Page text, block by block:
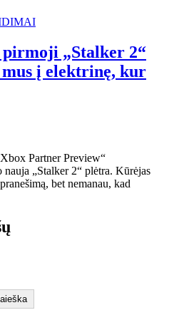
„Stalker 2“
į elektrinę, kur
Partner Preview“
„Stalker 2“ plėtra. Kūrėjas
bet nemanau, kad